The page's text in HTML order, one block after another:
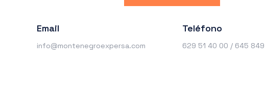
Email
info@montenegroexpersa.com
Teléfono
629 51 40 00 / 645